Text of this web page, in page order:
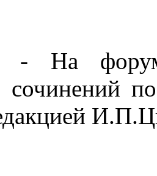
- На
сочинений